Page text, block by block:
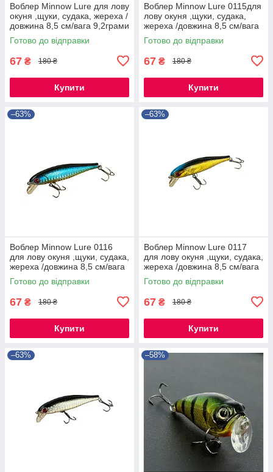
Воблер Minnow Lure для лову
окуня ,щуки, судака, жереха /
довжина 8,5 см/вага 9,2грами
Готово до відправки
67 ₴ 180 ₴
Купити
Воблер Minnow Lure 0115для
лову окуня ,щуки, судака,
жереха /довжина 8,5 см/вага
9,2грам/
Готово до відправки
67 ₴ 180 ₴
Купити
–63%
Воблер Minnow Lure 0116
для лову окуня ,щуки, судака,
жереха /довжина 8,5 см/вага
9,2грам/
Готово до відправки
67 ₴ 180 ₴
Купити
–63%
Воблер Minnow Lure 0117
для лову окуня ,щуки, судака,
жереха /довжина 8,5 см/вага
9,2грам/
Готово до відправки
67 ₴ 180 ₴
Купити
–63% –58%